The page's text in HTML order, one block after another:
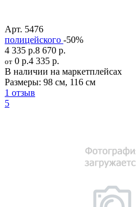
Арт. 5476
полицейского -50%
4 335 р.8 670 р.
от 0 р.4 335 р.
В наличии на маркетплейсах
Размеры: 98 см, 116 см
1 отзыв
5